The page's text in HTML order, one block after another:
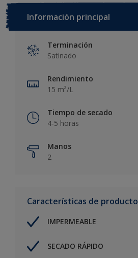
Información principal
Terminación
Satinado
Rendimiento
15 m²/L
Tiempo de secado
4-5 horas
Manos
2
Características de producto
IMPERMEABLE
SECADO RÁPIDO